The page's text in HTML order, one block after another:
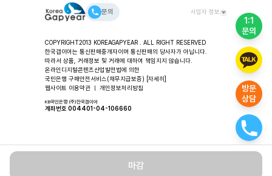
1:1
문의
방문
상담
마감
문의 사업자 정보
대표자: 안시준 ㅣ (주)한국갭이어 사업장 / 교육 및 컨설팅
주소: 서울특별시 용산구 한강대로 80길 11-49, 2층 한국갭이
어
대표번호: 02-318-2553 ㅣ FAX: 02-3280-2553 ㅣ
Email: help@koreagapyear.com
사업자등록번호: 201-86-27270 ㅣ
통신판매업: 2012-서울중구-1307 ㅣ 개인정보책임자: 안시준
COPYRIGHT2013 KOREAGAPYEAR . ALL RIGHT RESERVED
한국갭이어는 통신판매중개자이며 통신판매의 당사자가 아닙니다.
따라서 상품, 거래정보 및 거래에 대하여 책임지지 않습니다.
온라인디지털콘텐츠산업발전법에 의한
국민은행 구매안전서비스(채무지급보증) [자세히]
웹사이트 이용약관 ㅣ 개인정보처리방침
KB국민은행 (주)한국갭이어
계좌번호 004401-04-106660